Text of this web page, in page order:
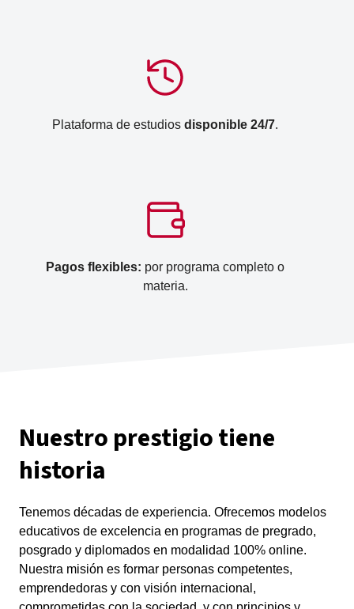
Plataforma de estudios disponible 24/7.
Pagos flexibles: por programa completo o
materia.
Nuestro prestigio tiene
historia
Tenemos décadas de experiencia. Ofrecemos modelos
educativos de excelencia en programas de pregrado,
posgrado y diplomados en modalidad 100% online.
Nuestra misión es formar personas competentes,
emprendedoras y con visión internacional,